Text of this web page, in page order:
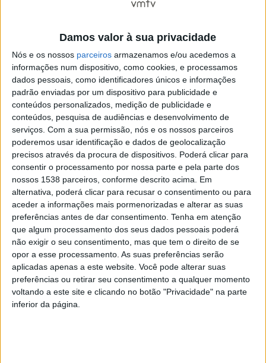
Damos valor à sua privacidade
Nós e os nossos parceiros armazenamos e/ou acedemos a
informações num dispositivo, como cookies, e processamos
dados pessoais, como identificadores únicos e informações
padrão enviadas por um dispositivo para publicidade e
conteúdos personalizados, medição de publicidade e
conteúdos, pesquisa de audiências e desenvolvimento de
serviços. Com a sua permissão, nós e os nossos parceiros
poderemos usar identificação e dados de geolocalização
precisos através da procura de dispositivos. Poderá clicar para
consentir o processamento por nossa parte e pela parte dos
nossos 1538 parceiros, conforme descrito acima. Em
alternativa, poderá clicar para recusar o consentimento ou para
aceder a informações mais pormenorizadas e alterar as suas
preferências antes de dar consentimento. Tenha em atenção
que algum processamento dos seus dados pessoais poderá
não exigir o seu consentimento, mas que tem o direito de se
opor a esse processamento. As suas preferências serão
aplicadas apenas a este website. Você pode alterar suas
preferências ou retirar seu consentimento a qualquer momento
voltando a este site e clicando no botão "Privacidade" na parte
inferior da página.
Municipal vai acolher os espetáculos das Comunidades
(En)Coro, que se realizam nos dias 1, 8 e 15, e as
sessões de produção de doces natalícios,
protagonizadas pelos chefes Aníbal Morais, no dia 7, e
Chakall, nos dias 14 e 21.
A cidade vai ainda acolher diversos concertos. Destaque
para o concerto de Natal, protagonizado pela ARTAVE,
que está marcado para o dia 20 de dezembro, pelas
21h00, na Igreja Matriz Nova.
O desporto também vai estar em destaque durante as
festividades de Natal. No dia 23 de dezembro, decorre a
8.ª edição da São Silvestre de Famalicão às 21h30.